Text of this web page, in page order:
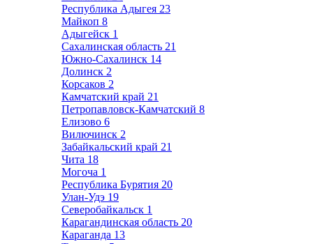
Республика Адыгея 23
Майкоп 8
Адыгейск 1
Сахалинская область 21
Южно-Сахалинск 14
Долинск 2
Корсаков 2
Камчатский край 21
Петропавловск-Камчатский 8
Елизово 6
Вилючинск 2
Забайкальский край 21
Чита 18
Могоча 1
Республика Бурятия 20
Улан-Удэ 19
Северобайкальск 1
Карагандинская область 20
Караганда 13